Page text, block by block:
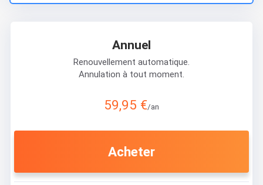
Annuel
Renouvellement automatique.
Annulation à tout moment.
59,95 €/an
Acheter